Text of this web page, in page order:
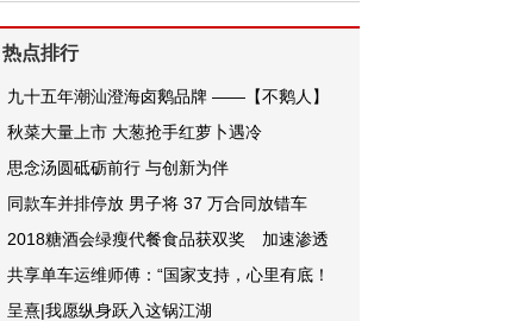
热点排行
九十五年潮汕澄海卤鹅品牌 ——【不鹅人】
秋菜大量上市 大葱抢手红萝卜遇冷
思念汤圆砥砺前行 与创新为伴
同款车并排停放 男子将 37 万合同放错车
2018糖酒会绿瘦代餐食品获双奖 加速渗透
共享单车运维师傅：“国家支持，心里有底！
呈熹|我愿纵身跃入这锅江湖